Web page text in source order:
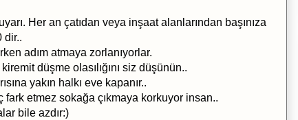
Her an çatıdan veya inşaat alanlarından başınıza
dir..
adım atmaya zorlanıyorlar.
düşme olasılığını siz düşünün..
yakın halkı eve kapanır..
fark etmez sokağa çıkmaya korkuyor insan..
bile azdır:)